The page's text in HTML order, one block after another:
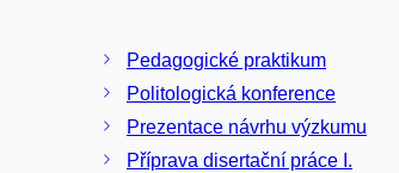
Pedagogické praktikum
Politologická konference
Prezentace návrhu výzkumu
Příprava disertační práce I.